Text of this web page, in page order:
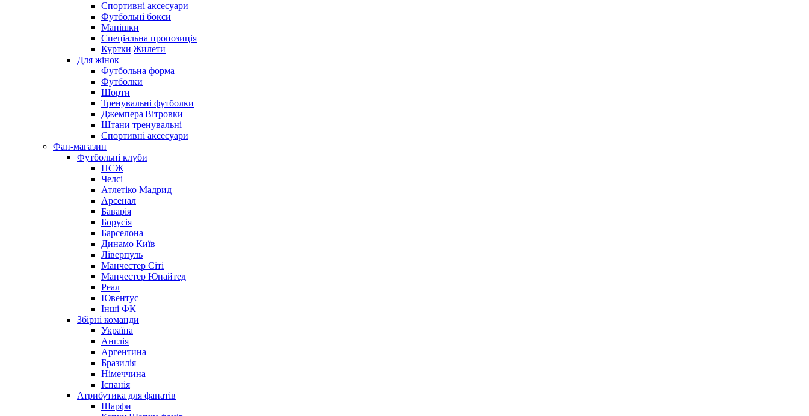
Спортивні аксесуари
Футбольні бокси
Манішки
Спеціальна пропозиція
Куртки|Жилети
Для жінок
Футбольна форма
Футболки
Шорти
Тренувальні футболки
Джемпера|Вітровки
Штани тренувальні
Спортивні аксесуари
Фан-магазин
Футбольні клуби
ПСЖ
Челсі
Атлетіко Мадрид
Арсенал
Баварія
Борусія
Барселона
Динамо Київ
Ліверпуль
Манчестер Сіті
Манчестер Юнайтед
Реал
Ювентус
Інші ФК
Збірні команди
Україна
Англія
Аргентина
Бразилія
Німеччина
Іспанія
Атрибутика для фанатів
Шарфи